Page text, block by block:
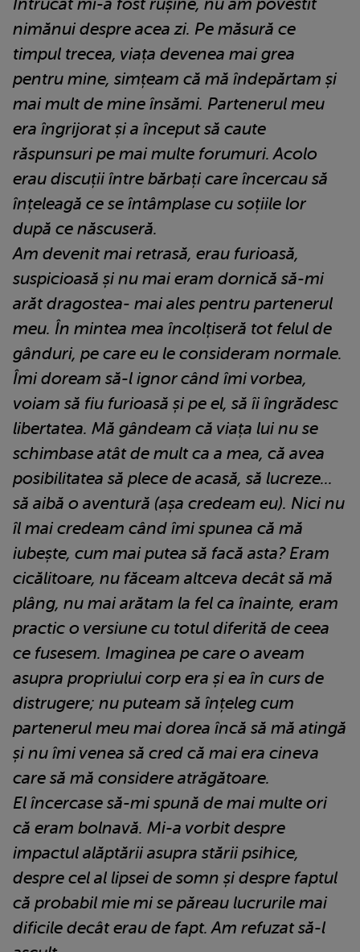
Întrucât mi-a fost rușine, nu am povestit
nimănui despre acea zi. Pe măsură ce
timpul trecea, viața devenea mai grea
pentru mine, simțeam că mă îndepărtam și
mai mult de mine însămi. Partenerul meu
era îngrijorat și a început să caute
răspunsuri pe mai multe forumuri. Acolo
erau discuții între bărbați care încercau să
înțeleagă ce se întâmplase cu soțiile lor
după ce născuseră.
Am devenit mai retrasă, erau furioasă,
suspicioasă și nu mai eram dornică să-mi
arăt dragostea- mai ales pentru partenerul
meu. În mintea mea încolțiseră tot felul de
gânduri, pe care eu le consideram normale.
Îmi doream să-l ignor când îmi vorbea,
voiam să fiu furioasă și pe el, să îi îngrădesc
libertatea. Mă gândeam că viața lui nu se
schimbase atât de mult ca a mea, că avea
posibilitatea să plece de acasă, să lucreze...
să aibă o aventură (așa credeam eu). Nici nu
îl mai credeam când îmi spunea că mă
iubește, cum mai putea să facă asta? Eram
cicălitoare, nu făceam altceva decât să mă
plâng, nu mai arătam la fel ca înainte, eram
practic o versiune cu totul diferită de ceea
ce fusesem. Imaginea pe care o aveam
asupra propriului corp era și ea în curs de
distrugere; nu puteam să înțeleg cum
partenerul meu mai dorea încă să mă atingă
și nu îmi venea să cred că mai era cineva
care să mă considere atrăgătoare.
El încercase să-mi spună de mai multe ori
că eram bolnavă. Mi-a vorbit despre
impactul alăptării asupra stării psihice,
despre cel al lipsei de somn și despre faptul
că probabil mie mi se păreau lucrurile mai
dificile decât erau de fapt. Am refuzat să-l